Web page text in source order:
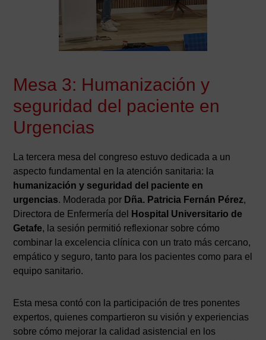
Mesa 3: Humanización y
seguridad del paciente en
Urgencias
La tercera mesa del congreso estuvo dedicada a un
aspecto fundamental en la atención sanitaria: la
humanización y seguridad del paciente en
urgencias. Moderada por Dña. Patricia Fernán Pérez,
Directora de Enfermería del
Hospital Universitario de
Getafe, la sesión permitió reflexionar sobre cómo
combinar la excelencia clínica con un trato más cercano,
empático y seguro, tanto para los pacientes como para el
equipo sanitario.
Esta mesa contó con la participación de tres ponentes
expertos, quienes compartieron su visión y experiencias
sobre cómo mejorar la calidad asistencial en los